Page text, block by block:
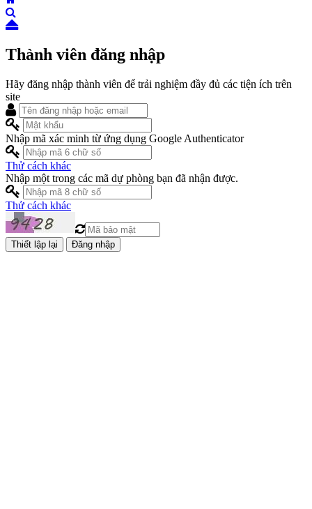
Thành viên đăng nhập
Hãy đăng nhập thành viên để trải nghiệm đầy đủ các tiện ích trên
site
Nhập mã xác minh từ ứng dụng Google Authenticator
Thử cách khác
Nhập một trong các mã dự phòng bạn đã nhận được.
Thử cách khác
Đăng nhập